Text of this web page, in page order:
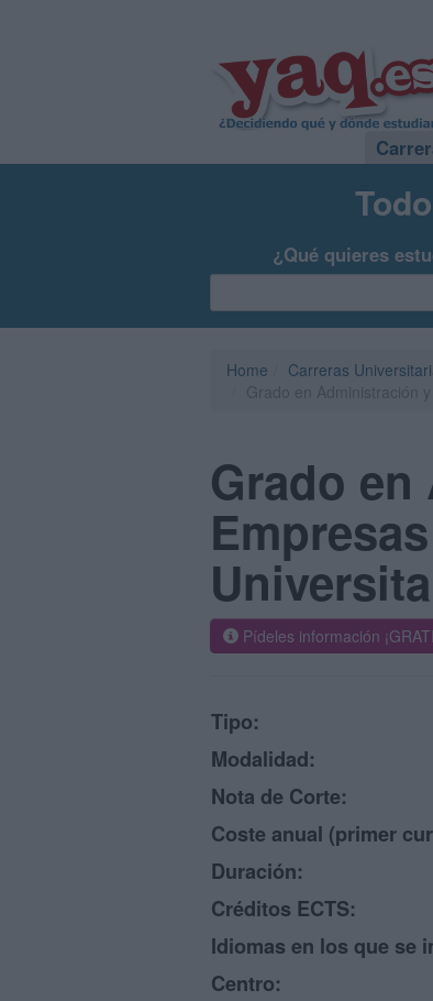
¿Qué quieres
Home Carreras
Grado
Pídeles información
Tipo:
Modalidad:
Nota de Corte:
Coste anual (primer
Duración:
Créditos ECTS:
Idiomas en los que se
Centro: